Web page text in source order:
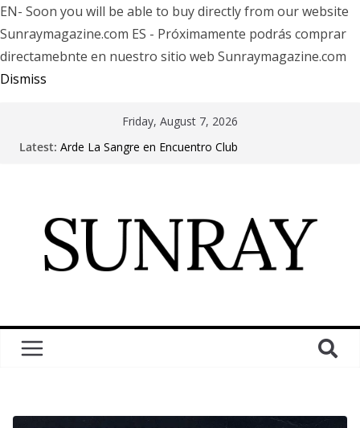
EN- Soon you will be able to buy directly from our website
Sunraymagazine.com ES - Próximamente podrás comprar
directamebnte en nuestro sitio web Sunraymagazine.com
Dismiss
Friday, August 7, 2026
Latest: Arde La Sangre en Encuentro Club
Fear Factory live at Groove, Buenos Aires, celebrating
30 years of “Demanufacture”